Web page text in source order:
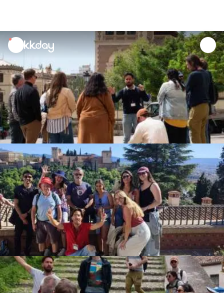
unread
notifications